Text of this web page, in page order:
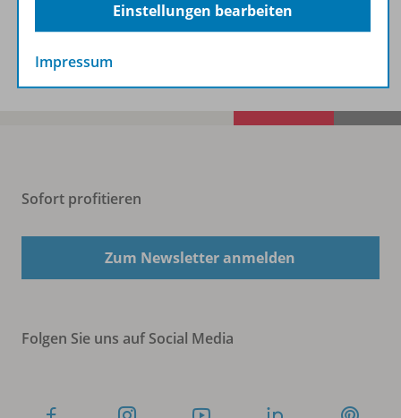
Sofort profitieren
Zum Newsletter anmelden
Folgen Sie uns auf Social Media
Einstellungen bearbeiten
Impressum